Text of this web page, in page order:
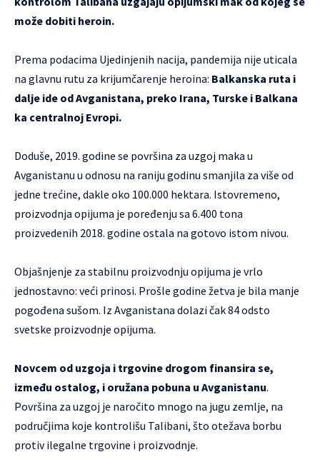
može dobiti heroin.
Prema podacima Ujedinjenih nacija, pandemija nije uticala
na glavnu rutu za krijumčarenje heroina: Balkanska ruta i
dalje ide od Avganistana, preko Irana, Turske i Balkana
ka centralnoj Evropi.
Doduše, 2019. godine se površina za uzgoj maka u
Avganistanu u odnosu na raniju godinu smanjila za više od
jedne trećine, dakle oko 100.000 hektara. Istovremeno,
proizvodnja opijuma je poređenju sa 6.400 tona
proizvedenih 2018. godine ostala na gotovo istom nivou.
Objašnjenje za stabilnu proizvodnju opijuma je vrlo
jednostavno: veći prinosi. Prošle godine žetva je bila manje
pogođena sušom. Iz Avganistana dolazi čak 84 odsto
svetske proizvodnje opijuma.
Novcem od uzgoja i trgovine drogom finansira se,
između ostalog, i oružana pobuna u Avganistanu.
Površina za uzgoj je naročito mnogo na jugu zemlje, na
područjima koje kontrolišu Talibani, što otežava borbu
protiv ilegalne trgovine i proizvodnje.